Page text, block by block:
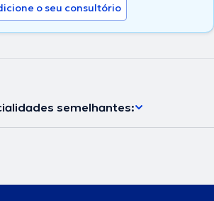
o seu consultório
semelhantes: